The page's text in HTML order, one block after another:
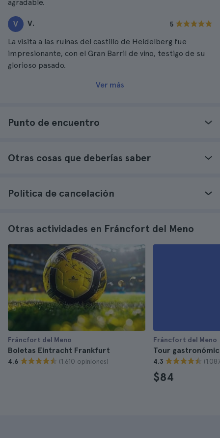
agradable.
V V. 5
La visita a las ruinas del castillo de Heidelberg fue
impresionante, con el Gran Barril de vino, testigo de su
glorioso pasado.
Ver más
Punto de encuentro
Otras cosas que deberías saber
Política de cancelación
Otras actividades en Fráncfort del Meno
Fráncfort del Meno
Boletas Eintracht Frankfurt
4.6 (1.610 opiniones)
Fráncfort del Meno
Tour
4.3
$84